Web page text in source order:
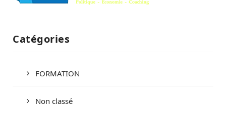
Catégories
FORMATION
Non classé